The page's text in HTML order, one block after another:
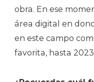
obra. En ese
área digital en
en este campo
favorita, hasta